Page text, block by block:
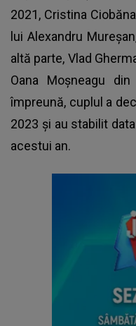
2021, Cristina
lui Alexandru
altă parte, Vlad
Oana Moșneagu
împreună, cuplul a
2023 și au stabilit
acestui an.